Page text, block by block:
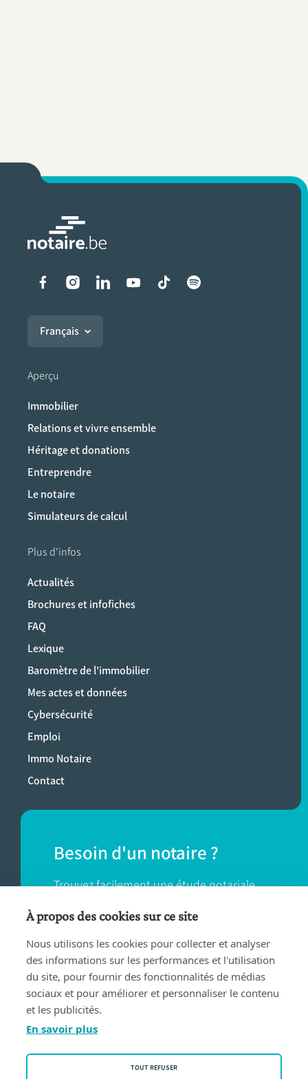
Liens vers les réseaux
Français
Aperçu
Immobilier
Relations et vivre ensemble
Héritage et donations
Entreprendre
Le notaire
Simulateurs de calcul
Plus d'infos
Actualités
Brochures et infofiches
FAQ
Lexique
Baromètre de l'immobilier
Mes actes et données
Cybersécurité
Emploi
Immo Notaire
Contact
Besoin d'un notaire ?
Trouvez facilement une étude notariale
près de chez vous.
TROUVER UN NOTAIRE
Conditions d'utilisation
À propos des cookies sur ce site
Nous utilisons les cookies pour collecter et analyser
des informations sur les performances et l'utilisation
du site, pour fournir des fonctionnalités de médias
sociaux et pour améliorer et personnaliser le contenu
et les publicités.
En savoir plus
TOUT REFUSER